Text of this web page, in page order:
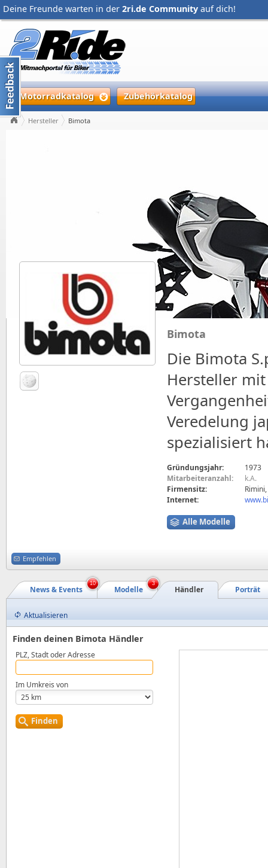
Deine Freunde warten in der 2ri.de Community auf dich!
Motorradkatalog Zubehörkatalog
Hersteller Bimota
Bimota
Die Bimota
Hersteller
Veredelung
spezialisiert
Gründungsjahr:
1973
Mitarbeiteranzahl:
k.A.
Firmensitz:
Internet:
Alle Modelle
Empfehlen
Porträt
Händler
Modelle
News & Events
10 3
Aktualisieren
Finden deinen Bimota Händler
PLZ, Stadt oder Adresse
Im Umkreis von
Finden